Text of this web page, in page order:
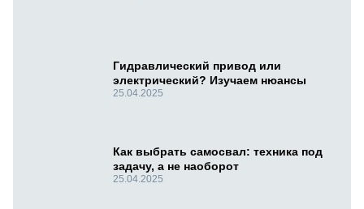
Гидравлический привод или
электрический? Изучаем нюансы
25.04.2025
Как выбрать самосвал: техника под
задачу, а не наоборот
25.04.2025